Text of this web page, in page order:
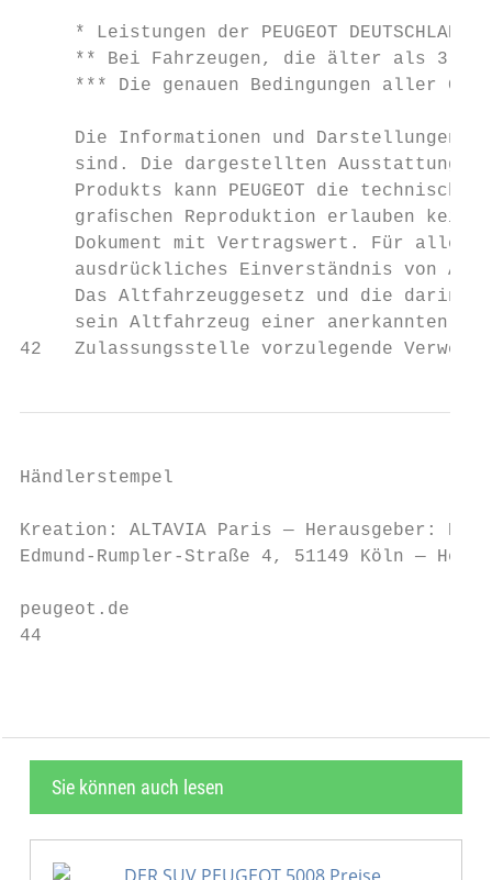
Händlerstempel
Kreation: ALTAVIA Paris — Herausgeber:
Edmund-Rumpler-Straße 4, 51149 Köln —
peugeot.de
44
Sie können auch lesen